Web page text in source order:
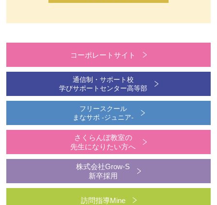
コーポレートサイト
通信制・サポート校
学びサポートセンター高等部
フリースクール
まなサポ -ジュニア-
さくらんぼ教室の
先生になりたい方へ
株式会社Grow-S
新卒採用
訪問指導Mine